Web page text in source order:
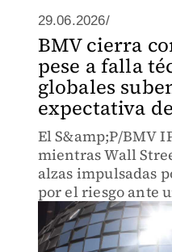
29.06.2026/
BMV cierra
pese a falla
globales
expectativa
El S&amp;P/BMV
mientras Wall
alzas impulsadas
por el riesgo ante
acercamiento
Washington y